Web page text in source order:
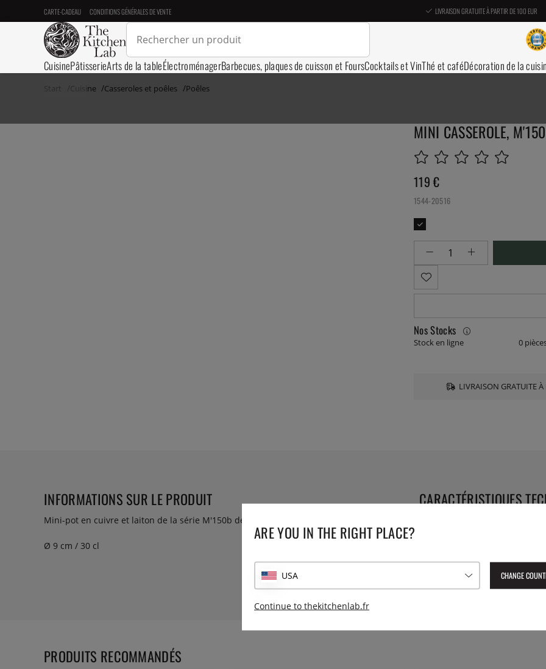
CARTE-CADEAU CONDITIONS GÉNÉRALES DE VENTE LIVRAISON GRATUITE À PARTIR DE 100 EUR
CuisinePâtisserieArts de la tableÉlectroménagerBarbecues, plaques de cuisson et FoursCocktails et VinThé et caféDécoration de la
Start Cuisine Casseroles et poêles Poêles
MINI CASSEROLE,
119 €
1544-20516
Nos Stocks
Stock en ligne 0
LIVRAISON GRATUITE
INFORMATIONS SUR LE PRODUIT
Mini-pot en cuivre et laiton de la série M'150b de Mauviel.
Ø 9 cm / 30 cl
CARACTÉRISTIQUES
Numéro de l'article livré :
3574906501093
PRODUITS RECOMMANDÉS
ARE YOU IN THE RIGHT PLACE?
USA CHANGE
Continue to thekitchenlab.fr